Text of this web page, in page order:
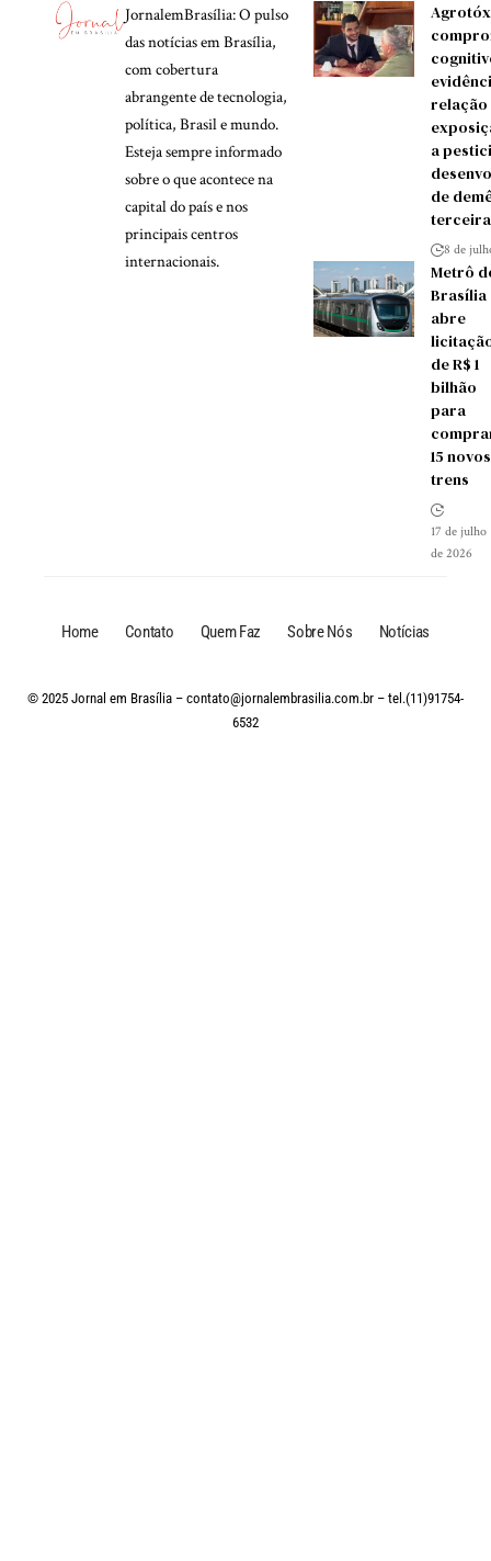
JornalemBrasília: O pulso
das notícias em Brasília,
com cobertura
abrangente de tecnologia,
política, Brasil e mundo.
Esteja sempre informado
sobre o que acontece na
capital do país e nos
principais centros
internacionais.
a
de
8 de
Metrô
Brasília
abre
de R$ 1
bilhão
para
15 novos
trens
17 de julho
de 2026
Home Contato Quem Faz Sobre Nós Notícias
© 2025 Jornal em Brasília – contato@jornalembrasilia.com.br – tel.(11)91754-
6532